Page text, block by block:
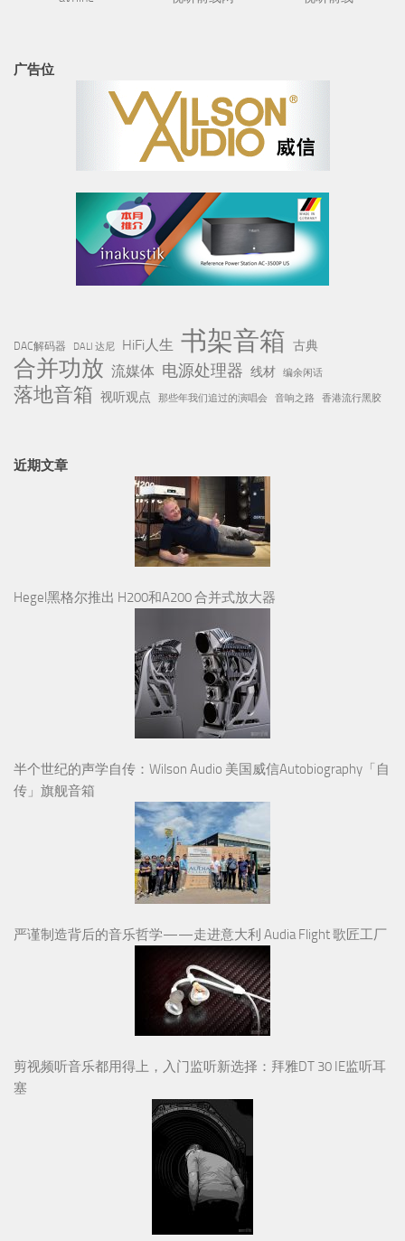
广告位
DAC解码器 DALI 达尼 HiFi人生 书架音箱 古典
合并功放 流媒体 电源处理器 线材 编余闲话
落地音箱 视听观点 那些年我们追过的演唱会 音响之路 香港流行黑胶
近期文章
Hegel黑格尔推出 H200和A200 合并式放大器
半个世纪的声学自传：Wilson Audio 美国威信Autobiography「自
传」旗舰音箱
严谨制造背后的音乐哲学——走进意大利 Audia Flight 歌匠工厂
剪视频听音乐都用得上，入门监听新选择：拜雅DT 30 IE监听耳
塞